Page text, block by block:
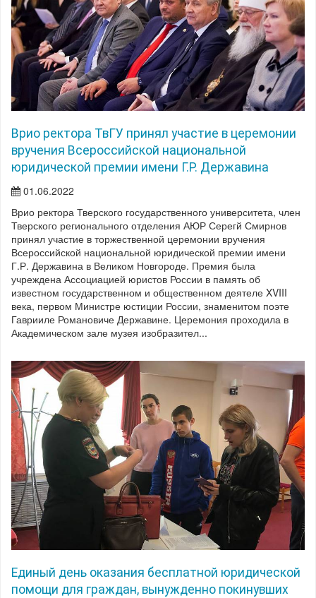
Врио ректора ТвГУ принял участие в церемонии
вручения Всероссийской национальной
юридической премии имени Г.Р. Державина
01.06.2022
Врио ректора Тверского государственного университета, член
Тверского регионального отделения АЮР Серегй Смирнов
принял участие в торжественной церемонии вручения
Всероссийской национальной юридической премии имени
Г.Р. Державина в Великом Новгороде. Премия была
учреждена Ассоциацией юристов России в память об
известном государственном и общественном деятеле XVIII
века, первом Министре юстиции России, знаменитом поэте
Гаврииле Романовиче Державине. Церемония проходила в
Академическом зале музея изобразител...
Единый день оказания бесплатной юридической
помощи для граждан, вынужденно покинувших